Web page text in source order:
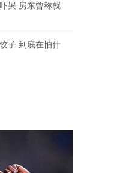
哭 房东曾称就
子 到底在怕什